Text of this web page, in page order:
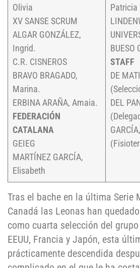
Olivia
XV SANSE SCRUM
ALGAR GONZÁLEZ,
Ingrid.
C.R. CISNEROS
BRAVO BRAGADO,
Marina.
ERBINA ARAÑA, Amaia.
FEDERACIÓN
CATALANA
GEIEG
MARTÍNEZ GARCÍA,
Elisabeth
Patricia
BUESO
STAFF
DE
DEL
Tras el bache en la última Serie
Canadá las Leonas han
como cuarta selección del
EEUU, Francia y Japón, esta
prácticamente descendida